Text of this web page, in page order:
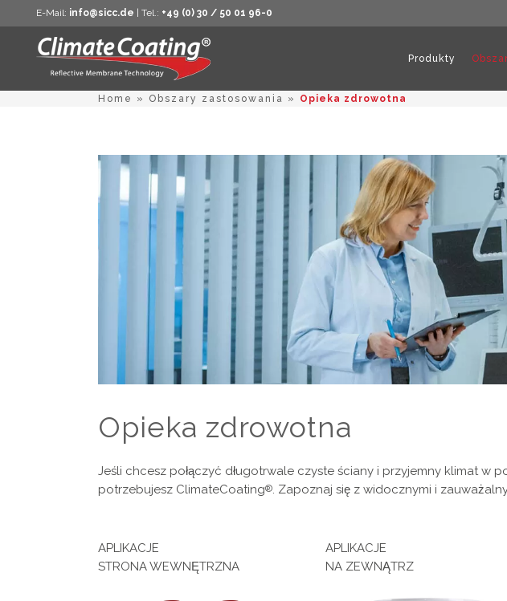
E-Mail: info@sicc.de | Tel.: +49 (0) 30 / 50 01 96-0
Produkty
Home » Obszary zastosowania » Opieka zdrowotna
Opieka zdrowotna
Jeśli chcesz połączyć długotrwale czyste ściany i przyjemny klimat w
potrzebujesz ClimateCoating®. Zapoznaj się z widocznymi i
APLIKACJE
STRONA WEWNĘTRZNA
APLIKACJE
NA ZEWNĄTRZ